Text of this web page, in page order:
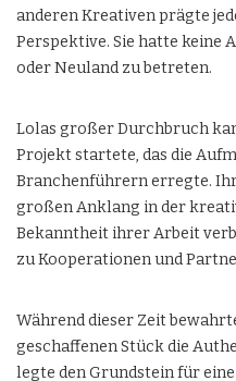
anderen Kreativen prägte
Perspektive. Sie hatte keine
oder Neuland zu betreten.
Lolas großer Durchbruch
Projekt startete, das die
Branchenführern erregte.
großen Anklang in der
Bekanntheit ihrer Arbeit
zu Kooperationen und
Während dieser Zeit
geschaffenen Stück die
legte den Grundstein für